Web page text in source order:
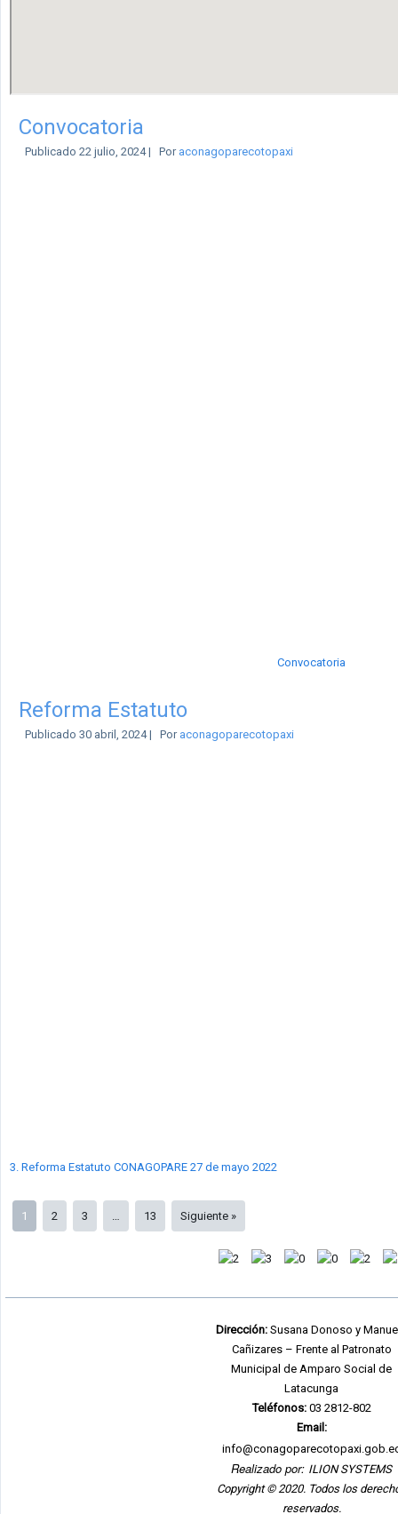
Convocatoria
Publicado 22 julio, 2024| Por aconagoparecotopaxi
Convocatoria
Reforma Estatuto
Publicado 30 abril, 2024| Por aconagoparecotopaxi
3. Reforma Estatuto CONAGOPARE 27 de mayo 2022
1 2 3 13 Siguiente »
Dirección: Susana Donoso y
Cañizares – Frente al Patronato
Municipal de Amparo Social de
Latacunga
Teléfonos:03 2812-802
Email:
Realizado por: ILION SYSTEMS
Copyright © 2020. Todos los
reservados.